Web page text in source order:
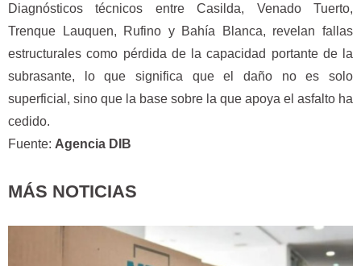
Diagnósticos técnicos entre Casilda, Venado Tuerto,
Trenque Lauquen, Rufino y Bahía Blanca, revelan fallas
estructurales como pérdida de la capacidad portante de la
subrasante, lo que significa que el daño no es solo
superficial, sino que la base sobre la que apoya el asfalto ha
cedido.
Fuente: Agencia DIB
MÁS NOTICIAS